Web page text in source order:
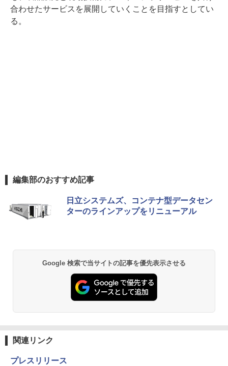
合わせたサービスを展開していくことを目指すとしてい
る。
編集部のおすすめ記事
日立システムズ、コンテナ型データセン
ターのラインアップをリニューアル
Google 検索で当サイトの記事を優先表示させる
関連リンク
プレスリリース